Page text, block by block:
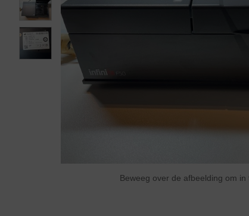
Beweeg over de afbeelding om in